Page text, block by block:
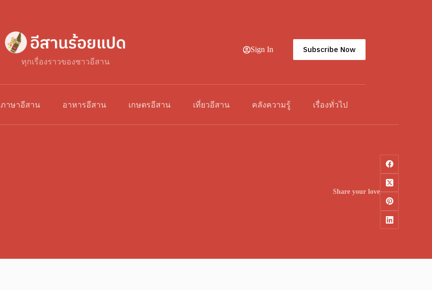
ทุกเรื่องราวของชาวอีสาน
Sign In Subscribe Now
ภาษาอีสาน อาหารอีสาน เกษตรอีสาน เที่ยวอีสาน คลังความรู้ เรื่องทั่วไป
Share your love